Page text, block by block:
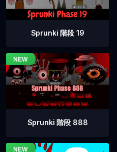
Sprunki 階段 19
Sprunki 階段 888